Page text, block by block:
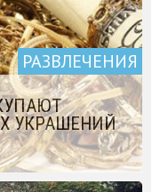
РАЗВЛЕЧЕНИЯ
УКРАШЕНИЙ